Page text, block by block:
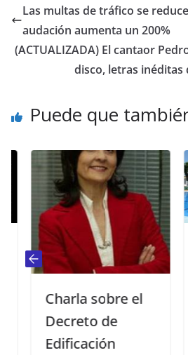
Las multas de tráfico se
audación aumenta un 200%
(ACTUALIZADA) El cantaor
disco, letras
Puede que
Charla sobre el
Decreto de
Edificación